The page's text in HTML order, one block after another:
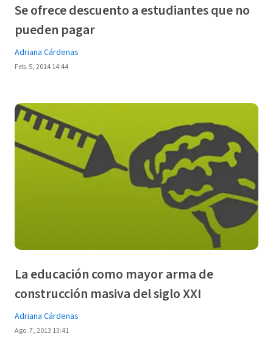
Se ofrece descuento a estudiantes que no
pueden pagar
Adriana Cárdenas
Feb. 5, 2014 14:44
La educación como mayor arma de
construcción masiva del siglo XXI
Adriana Cárdenas
Ago. 7, 2013 13:41